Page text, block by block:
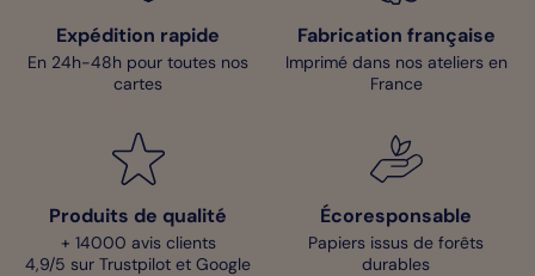
Expédition rapide
En 24h-48h pour toutes nos
cartes
Fabrication française
Imprimé dans nos ateliers en
France
Produits de qualité
+ 14000 avis clients
4,9/5 sur Trustpilot et Google
Écoresponsable
Papiers issus de forêts
durables